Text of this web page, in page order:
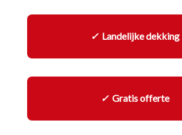
✓ Landelijke dekking
✓Gratis offerte